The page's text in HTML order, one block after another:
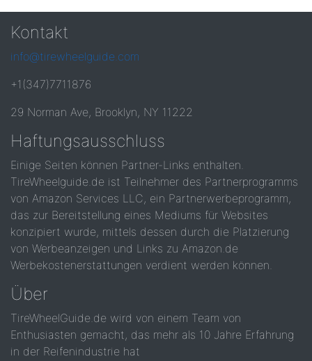
Kontakt
info@tirewheelguide.com
+1(347)7711876
29 Norman Ave, Brooklyn, NY 11222
Haftungsausschluss
Einige Seiten können Partner-Links enthalten.
TireWheelguide.de ist Teilnehmer des Partnerprogramms
von Amazon Services LLC, ein Partnerwerbeprogramm,
das zur Bereitstellung eines Mediums für Websites
konzipiert wurde, mittels dessen durch die Platzierung
von Werbeanzeigen und Links zu Amazon.de
Werbekostenerstattungen verdient werden können.
Über
TireWheelGuide.de wird von einem Team von
Enthusiasten gemacht, das mehr als 10 Jahre Erfahrung
in der Reifenindustrie hat